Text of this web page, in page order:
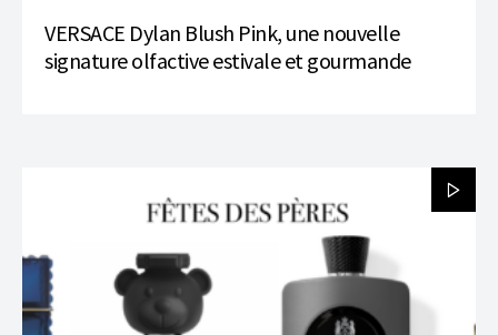
VERSACE Dylan Blush Pink, une nouvelle
signature olfactive estivale et gourmande